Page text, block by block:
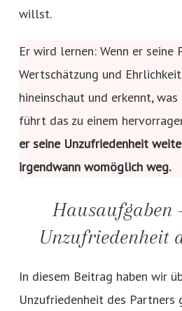
willst.
Er wird lernen: Wenn er seine
Wertschätzung und
hineinschaut und erkennt,
führt das zu einem
er seine Unzufriedenheit
irgendwann womöglich weg.
Hausaufgaben
Unzufriedenheit
In diesem Beitrag haben wir
Unzufriedenheit des Partners